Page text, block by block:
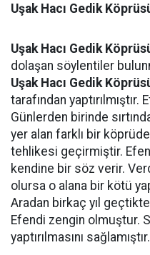
Uşak Hacı Gedik
Uşak Hacı Gedik
dolaşan söylentiler
Uşak Hacı Gedik
tarafından yaptırılmıştır.
Günlerden birinde
yer alan farklı bir
tehlikesi geçirmiştir.
kendine bir söz verir.
olursa o alana bir kötü
Aradan birkaç yıl
Efendi zengin olmuştur.
yaptırılmasını sağlamıştır.